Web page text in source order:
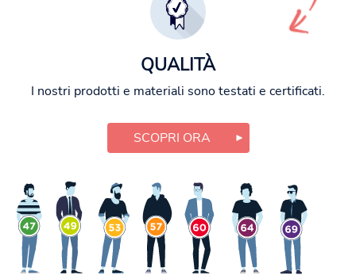
QUALITÀ
I nostri prodotti e materiali sono testati e certificati.
SCOPRI ORA